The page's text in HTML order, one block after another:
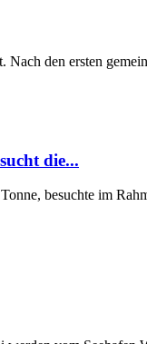
Nach den ersten
die...
besuchte im